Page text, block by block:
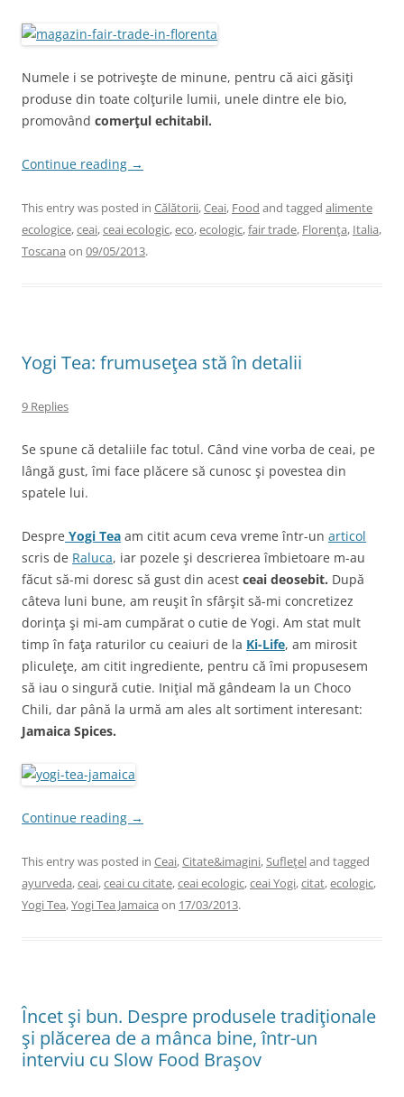
Numele i se potriveşte de minune, pentru că aici găsiţi
produse din toate colţurile lumii, unele dintre ele bio,
promovând comerţul echitabil.
Continue reading →
This entry was posted in Călătorii,Ceai, Food and tagged alimente
ecologice,ceai,ceai ecologic,eco,ecologic,fair trade, Florenţa, Italia,
Toscana on 09/05/2013.
Yogi Tea: frumuseţea stă în detalii
9 Replies
Se spune că detaliile fac totul. Când vine vorba de ceai, pe
lângă gust, îmi face plăcere să cunosc şi povestea din
spatele lui.
Despre Yogi Tea am citit acum ceva vreme într-un articol
scris de Raluca, iar pozele şi descrierea îmbietoare m-au
făcut să-mi doresc să gust din acest ceai deosebit. După
câteva luni bune, am reuşit în sfârşit să-mi concretizez
dorinţa şi mi-am cumpărat o cutie de Yogi. Am stat mult
timp în faţa raturilor cu ceaiuri de la Ki-Life, am mirosit
pliculeţe, am citit ingrediente, pentru că îmi propusesem
să iau o singură cutie. Iniţial mă gândeam la un Choco
Chili, dar până la urmă am ales alt sortiment interesant:
Jamaica Spices.
Continue reading →
This entry was posted in Ceai,Citate&imagini,Sufleţeland tagged
ayurveda,ceai,ceai cu citate,ceai ecologic,ceai Yogi,citat,ecologic,
Yogi Tea,Yogi Tea Jamaica on 17/03/2013.
Încet şi bun. Despre produsele tradiţionale
şi plăcerea de a mânca bine, într-un
interviu cu Slow Food Braşov